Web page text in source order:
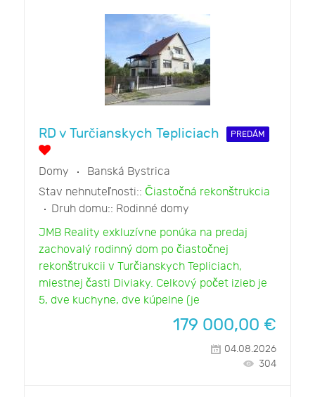
RD v Turčianskych Tepliciach PREDÁM
Domy
Banská Bystrica
Stav nehnuteľnosti:: Čiastočná rekonštrukcia
Druh domu:: Rodinné domy
JMB Reality exkluzívne ponúka na predaj
zachovalý rodinný dom po čiastočnej
rekonštrukcii v Turčianskych Tepliciach,
miestnej časti Diviaky. Celkový počet izieb je
5, dve kuchyne, dve kúpelne (je
179 000,00 €
04.08.2026
304